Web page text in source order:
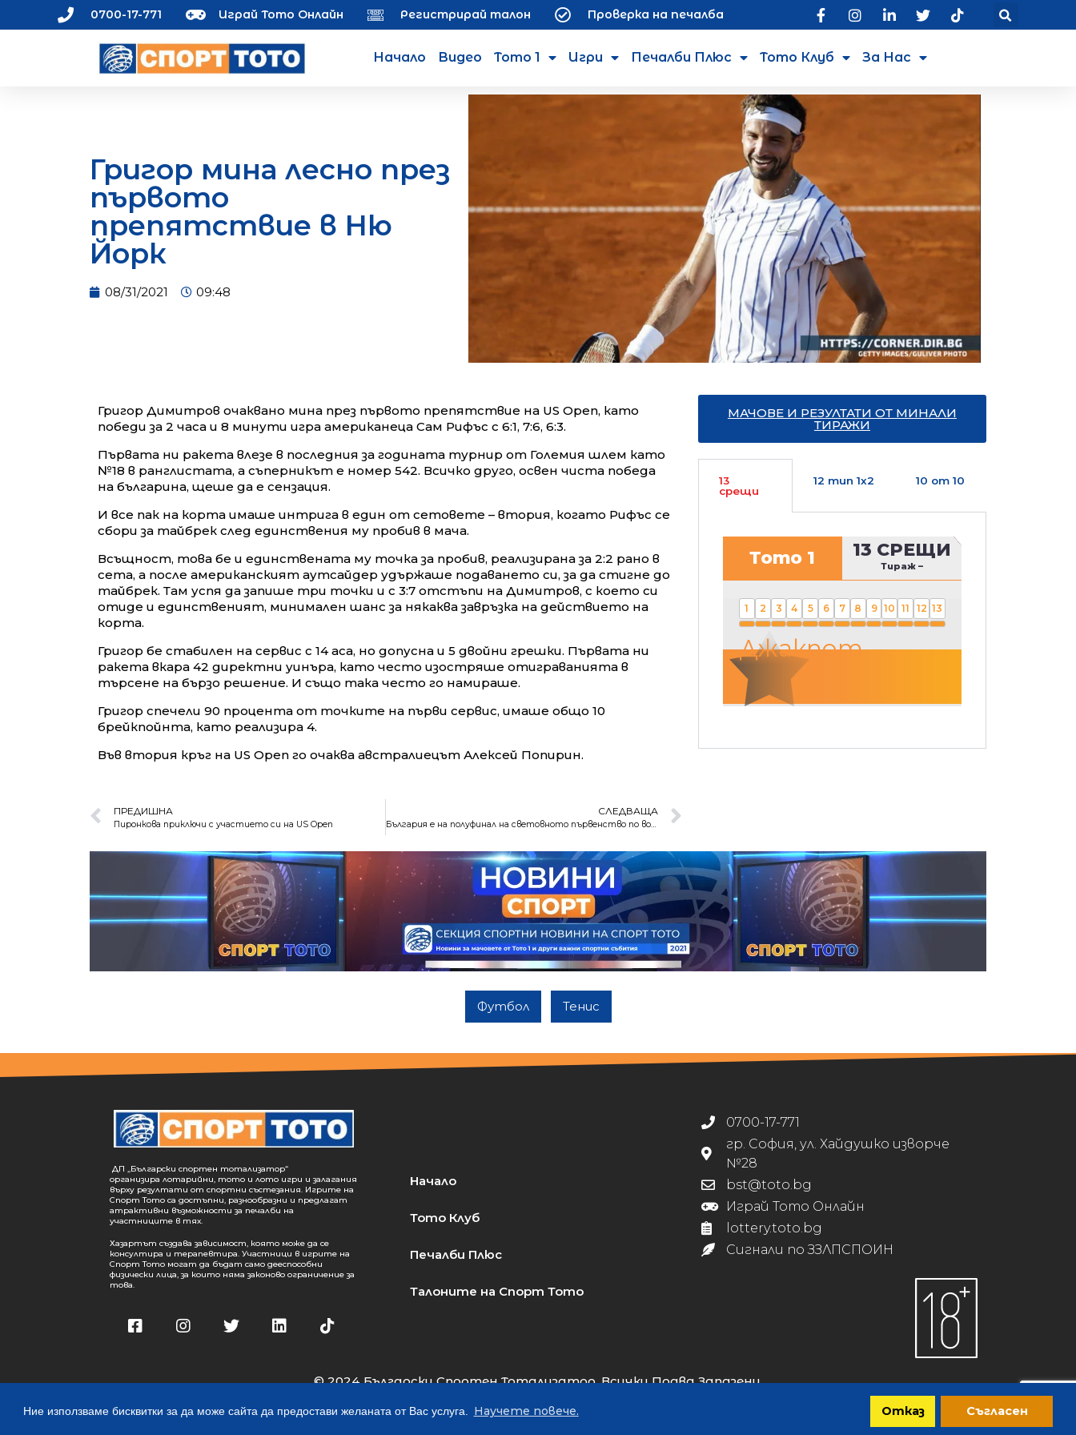
Ние използваме бисквитки за да може сайта да предостави желаната от Вас услуга. Научете повече. Отказ Съгласен
0700-17-771 Играй Тото Онлайн Регистрирай талон Проверка на печалба
Начало Видео Тото 1 Игри Печалби Плюс Тото Клуб За Нас
Григор мина лесно през
първото
препятствие в Ню
Йорк
08/31/2021 09:48
Григор Димитров очаквано мина през първото препятствие на US Open, като
победи за 2 часа и 8 минути игра американеца Сам Рифъс с 6:1, 7:6, 6:3.
Първата ни ракета влезе в последния за годината турнир от Големия шлем като
№18 в ранглистата, а съперникът е номер 542. Всичко друго, освен чиста победа
на българина, щеше да е сензация.
И все пак на корта имаше интрига в един от сетовете – втория, когато Рифъс се
сбори за тайбрек след единствения му пробив в мача.
Всъщност, това бе и единствената му точка за пробив, реализирана за 2:2 рано в
сета, а после американският аутсайдер удържаше подаването си, за да стигне до
тайбрек. Там успя да запише три точки и с 3:7 отстъпи на Димитров, с което си
отиде и единственият, минимален шанс за някаква завръзка на действието на
корта.
Григор бе стабилен на сервис с 14 аса, но допусна и 5 двойни грешки. Първата ни
ракета вкара 42 директни уинъра, като често изостряше отиграванията в
търсене на бързо решение. И също така често го намираше.
Григор спечели 90 процента от точките на първи сервис, имаше общо 10
брейкпойнта, като реализира 4.
Във втория кръг на US Open го очаква австралиецът Алексей Попирин.
ПРЕДИШНА
Пиронкова приключи с участието си на US Open
СЛЕДВАЩА
България е на полуфинал на световното първенство по волейбол за юноши
МАЧОВЕ И РЕЗУЛТАТИ ОТ МИНАЛИ
ТИРАЖИ
13
срещи
12 тип 1х2 10 от 10
Тото 1 13 СРЕЩИ
Тираж –
1 2 3 4 5 6 7 8 9 10 11 12 13
Джакпот
Футбол Тенис
ДП „Български спортен тотализатор“
организира лотарийни, тото и лото игри и залагания
върху резултати от спортни състезания. Игрите на
Спорт Тото са достъпни, разнообразни и предлагат
атрактивни възможности за печалби на
участниците в тях.
Хазартът създава зависимост, която може да се
консултира и терапевтира. Участници в игрите на
Спорт Тото могат да бъдат само дееспособни
физически лица, за които няма законово ограничение за
това.
Начало
Тото Клуб
Печалби Плюс
Талоните на Спорт Тото
0700-17-771
гр. София, ул. Хайдушко изворче
№28
bst@toto.bg
Играй Тото Онлайн
lottery.toto.bg
Сигнали по ЗЗЛПСПОИН
© 2024 Български Спортен Тотализатор. Всички Права Запазени.